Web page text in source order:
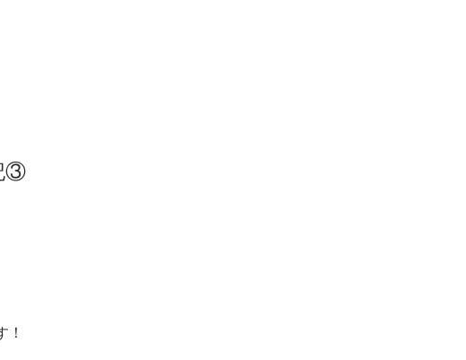
③
！